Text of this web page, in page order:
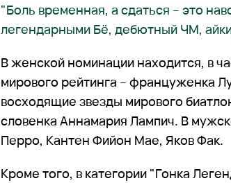
"Боль временная, а сдаться – это
легендарными Бё, дебютный ЧМ,
В женской номинации находится, в
мирового рейтинга – француженка
восходящие звезды мирового
словенка Аннамария Лампич. В
Перро, Кантен Фийон Мае, Яков Фак.
Кроме того, в категории "Гонка